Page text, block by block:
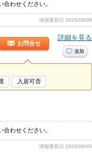
わせください。
情報更新日 2026/08/09
お問合せ
詳細を見る
追加
入居可否
わせください。
情報更新日 2026/08/05